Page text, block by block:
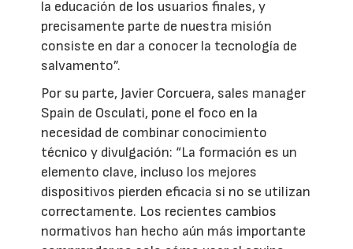
la educación de los usuarios finales, y
precisamente parte de nuestra misión
consiste en dar a conocer la tecnología de
salvamento”.
Por su parte, Javier Corcuera, sales manager
Spain de Osculati, pone el foco en la
necesidad de combinar conocimiento
técnico y divulgación: “La formación es un
elemento clave, incluso los mejores
dispositivos pierden eficacia si no se utilizan
correctamente. Los recientes cambios
normativos han hecho aún más importante